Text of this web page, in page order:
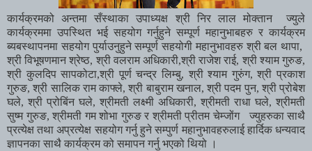
कार्यक्रमको अन्तमा सँस्थाका उपाध्यक्ष श्री निर लाल मोक्तान
ज्युले
कार्यक्रममा उपस्थित भई सहयोग गर्नुहुने सम्पूर्ण महानुभाबहरु र कार्यक्रम
ब्यबस्थापनमा सहयोग पुर्याउनुहुने सम्पूर्ण सहयोगी महानुभावहरु श्री बल थापा,
श्री विभूषणमान श्रेष्ठ, श्री वलराम अधिकारी,श्री राजेश राई, श्री श्याम गुरुङ,
श्री कुलदिप सापकोटा,श्री पूर्ण चन्द्र लिम्बु, श्री श्याम गुरुंग,श्री प्रकाश
गुरुङ,श्री सालिक राम काफ्ले,श्री बाबुराम खनाल, श्री पदम पुन, श्री प्रोबेश
घले, श्री प्रोबिंन घले, श्रीमती लक्ष्मी अधिकारी, श्रीमती राधा घले, श्रीमती
सुष्म गुरुङ,श्रीमती गम शोभा गुरुङ र श्रीमतीप्रीतम चेम्जोंग ज्युहरुका साथै
प्रत्येक्ष तथा अप्रत्येक्ष सहयोग गर्नु हुने सम्पुर्ण महानुभावहरुलाई हार्दिक धन्यवाद
ज्ञापनका साथै कार्यक्रम को समापन गर्नु भएको थियो ।